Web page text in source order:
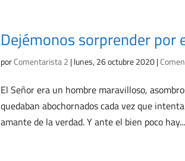
Dejémonos sorprender por
porComentarista 2 |lunes, 26 octubre 2020|
El Señor era un hombre maravilloso,
quedaban abochornados cada vez que
amante de la verdad. Y ante el bien poco hay...